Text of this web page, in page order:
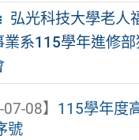
弘光科技大學老人
業系115學年進修
08】 115學年度
號